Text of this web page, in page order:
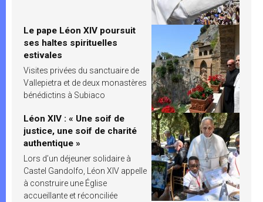
Le pape Léon XIV poursuit
ses haltes spirituelles
estivales
Visites privées du sanctuaire de
Vallepietra et de deux monastères
bénédictins à Subiaco
Léon XIV : « Une soif de
justice, une soif de charité
authentique »
Lors d’un déjeuner solidaire à
Castel Gandolfo, Léon XIV appelle
à construire une Église
accueillante et réconciliée